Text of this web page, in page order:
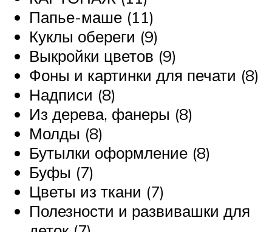
Папье-маше (11)
Куклы обереги (9)
Выкройки цветов (9)
Фоны и картинки для печати (8)
Надписи (8)
Из дерева, фанеры (8)
Молды (8)
Бутылки оформление (8)
Буфы (7)
Цветы из ткани (7)
Полезности и развивашки для